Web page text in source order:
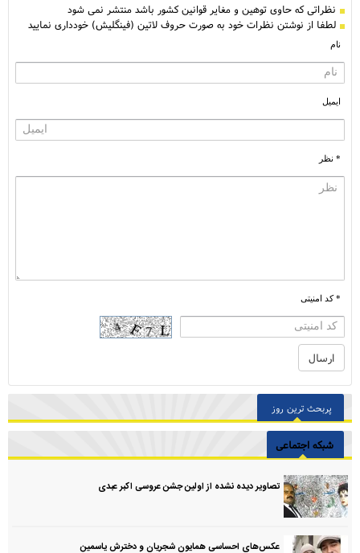
نظراتی كه حاوی توهین و مغایر قوانین کشور باشد منتشر نمی شود
لطفا از نوشتن نظرات خود به صورت حروف لاتین (فینگلیش) خودداری نمایید
نام
ایمیل
* نظر
* کد امنیتی
پربحث ترین روز
شبکه اجتماعی
تصاویر دیده نشده از اولین جشن عروسی اکبر عبدی
عکس‌های احساسی همایون شجریان و دخترش یاسمین